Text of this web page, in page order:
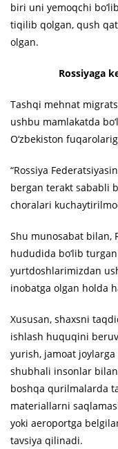
biri uni yemoqchi
tiqilib qolgan, qush
olgan.
Rossiyaga
Tashqi mehnat
ushbu mamlakatda
O‘zbekiston
“Rossiya
bergan terakt sababli
choralari
Shu munosabat bilan,
hududida bo‘lib
yurtdoshlarimizdan
inobatga olgan holda
Xususan, shaxsni
ishlash huquqini
yurish, jamoat
shubhali insonlar
boshqa qurilmalarda
materiallarni
yoki aeroportga
tavsiya qilinadi.